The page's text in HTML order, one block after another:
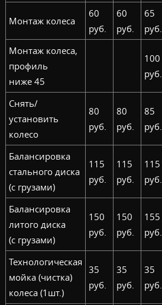
Монтаж колеса
60
руб.
60
руб.
65
руб.
Монтаж колеса,
профиль
ниже 45
100
руб.
Снять/
установить
колесо
80
руб.
80
руб.
85
руб.
Балансировка
стального диска
(с грузами)
115
руб.
115
руб.
115
руб.
Балансировка
литого диска
(с грузами)
150
руб.
150
руб.
155
руб.
Технологическая
мойка (чистка)
колеса (1шт.)
35
руб.
35
руб.
35
руб.